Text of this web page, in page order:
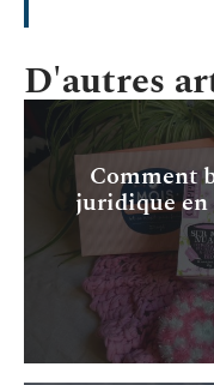
D'autres
Comment
juridique en